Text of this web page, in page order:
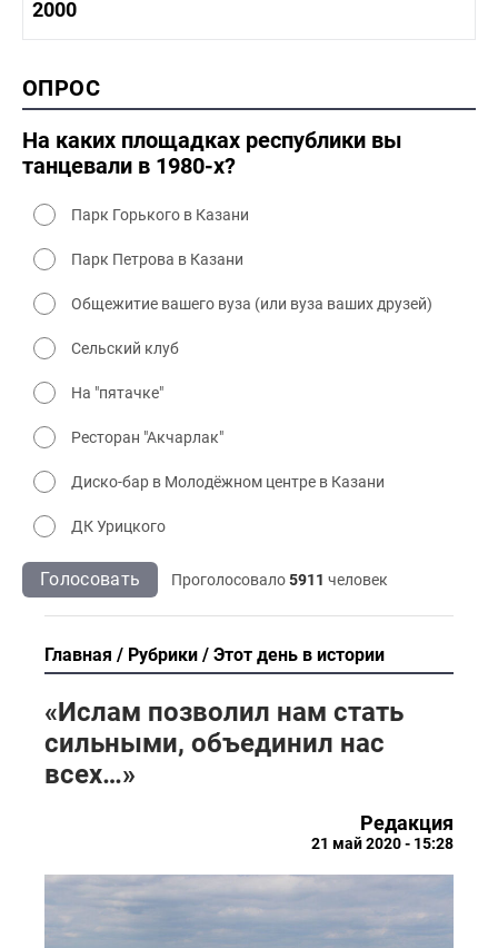
1990-2000 культура
2000
2000 промышленность
2000 культура
ОПРОС
На каких площадках республики вы
танцевали в 1980-х?
Парк Горького в Казани
Парк Петрова в Казани
Общежитие вашего вуза (или вуза ваших друзей)
Сельский клуб
На "пятачке"
Ресторан "Акчарлак"
Диско-бар в Молодёжном центре в Казани
ДК Урицкого
Голосовать Проголосовало5911 человек
Главная Рубрики Этот день в истории
«Ислам позволил нам стать
сильными, объединил нас
всех…»
Редакция
21 май 2020 - 15:28